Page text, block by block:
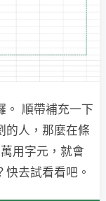
。 順帶補充一下
的人，那麼在條
用字元，就會
去試看看吧。